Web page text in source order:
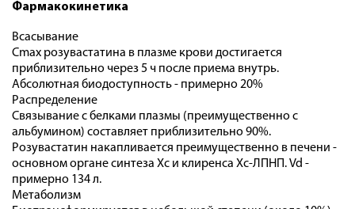
Фармакокинетика
Всасывание
Cmax розувастатина в плазме крови достигается
приблизительно через 5 ч после приема внутрь.
Абсолютная биодоступность - примерно 20%
Распределение
Связывание с белками плазмы (преимущественно с
альбумином) составляет приблизительно 90%.
Розувастатин накапливается преимущественно в печени -
основном органе синтеза Хс и клиренса Хс-ЛПНП. Vd -
примерно 134 л.
Метаболизм